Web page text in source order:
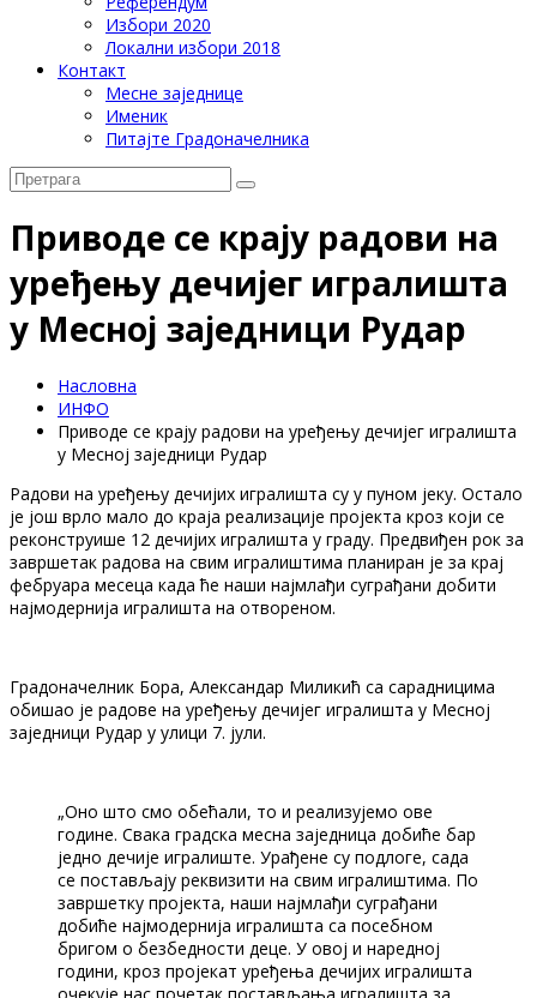
Избори 2020
Локални избори 2018
Контакт
Месне заједнице
Именик
Питајте Градоначелника
Приводе се крају радови на
уређењу дечијег игралишта
у Месној заједници Рудар
Насловна
ИНФО
Приводе се крају радови на уређењу дечијег игралишта
у Месној заједници Рудар
Радови на уређењу дечијих игралишта су у пуном јеку. Остало
је још врло мало до краја реализације пројекта кроз који се
реконструише 12 дечијих игралишта у граду. Предвиђен рок за
завршетак радова на свим игралиштима планиран је за крај
фебруара месеца када ће наши најмлађи суграђани добити
најмодернија игралишта на отвореном.
Градоначелник Бора, Александар Миликић са сарадницима
обишао је радове на уређењу дечијег игралишта у Месној
заједници Рудар у улици 7. јули.
„Оно што смо обећали, то и реализујемо ове
године. Свака градска месна заједница добиће бар
једно дечије игралиште. Урађене су подлоге, сада
се постављају реквизити на свим игралиштима. По
завршетку пројекта, наши најмлађи суграђани
добиће најмодернија игралишта са посебном
бригом о безбедности деце. У овој и наредној
години, кроз пројекат уређења дечијих игралишта
очекује нас почетак постављања игралишта за